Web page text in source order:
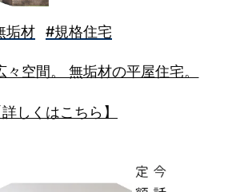
がインターネットに接続する際に使用
サイトへアクセスしたことにより取
ォームなどの他、お客様が閲覧したペ
術を利用して取得したアクセス情
社のサービスを利用されるごとに、自
垢材 #規格住宅
空間。 無垢材の平屋住宅。
詳しくはこちら】